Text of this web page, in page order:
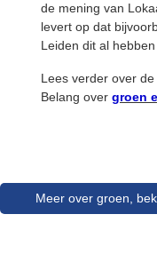
de mening van
levert op dat
Leiden dit al hebben
Lees verder over
Belang over groen
Meer over groen,